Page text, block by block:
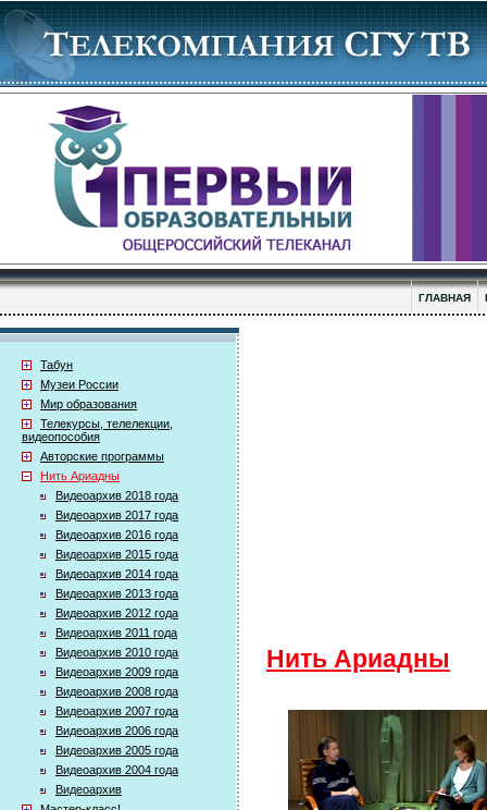
ГЛАВНАЯ
Табун
Музеи России
Мир образования
Телекурсы, телелекции,
видеопособия
Авторские программы
Нить Ариадны
Видеоархив 2018 года
Видеоархив 2017 года
Видеоархив 2016 года
Видеоархив 2015 года
Видеоархив 2014 года
Видеоархив 2013 года
Видеоархив 2012 года
Видеоархив 2011 года
Видеоархив 2010 года
Видеоархив 2009 года
Видеоархив 2008 года
Видеоархив 2007 года
Видеоархив 2006 года
Видеоархив 2005 года
Видеоархив 2004 года
Видеоархив
Нить Ариадны